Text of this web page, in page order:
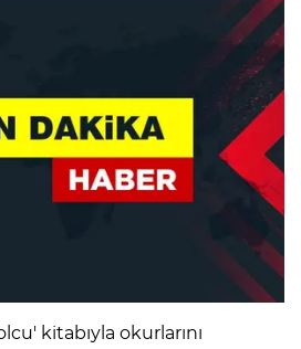
kitabıyla okurlarını